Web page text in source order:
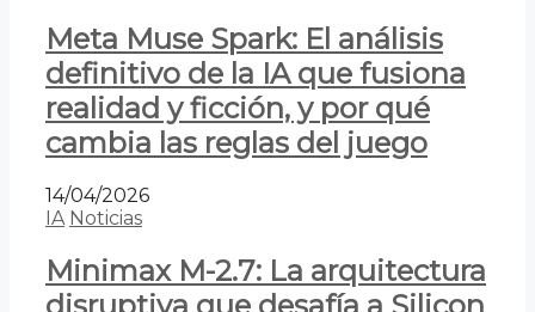
Meta Muse Spark: El análisis
definitivo de la IA que fusiona
realidad y ficción, y por qué
cambia las reglas del juego
14/04/2026
IA Noticias
Minimax M-2.7: La arquitectura